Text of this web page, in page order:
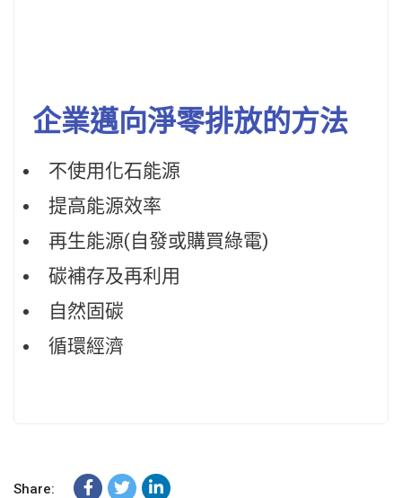
企業邁向淨零排放的方法
不使用化石能源
提高能源效率
再生能源(自發或購買綠電)
碳補存及再利用
自然固碳
循環經濟
Share: